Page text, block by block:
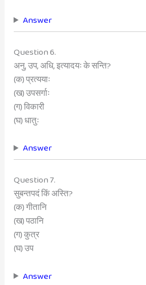
Answer
Question 6.
अनु, उप, अधि, इत्यादयः के सन्ति?
(क) प्रत्ययाः
(ख) उपसर्गाः
(ग) विकारी
(घ) धातुः
Answer
Question 7.
सुबन्तपदं किं अस्ति?
(क) गीतानि
(ख) पठानि
(ग) कुत्र
(घ) उप
Answer